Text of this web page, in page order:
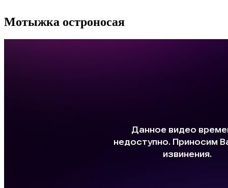
Мотыжка остроносая